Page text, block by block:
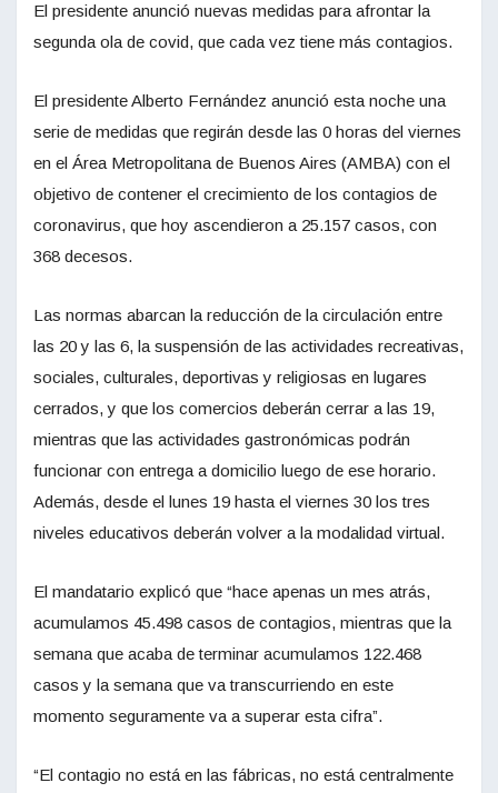
El presidente anunció nuevas medidas para afrontar la
segunda ola de covid, que cada vez tiene más contagios.
El presidente Alberto Fernández anunció esta noche una
serie de medidas que regirán desde las 0 horas del viernes
en el Área Metropolitana de Buenos Aires (AMBA) con el
objetivo de contener el crecimiento de los contagios de
coronavirus, que hoy ascendieron a 25.157 casos, con
368 decesos.
Las normas abarcan la reducción de la circulación entre
las 20 y las 6, la suspensión de las actividades recreativas,
sociales, culturales, deportivas y religiosas en lugares
cerrados, y que los comercios deberán cerrar a las 19,
mientras que las actividades gastronómicas podrán
funcionar con entrega a domicilio luego de ese horario.
Además, desde el lunes 19 hasta el viernes 30 los tres
niveles educativos deberán volver a la modalidad virtual.
El mandatario explicó que “hace apenas un mes atrás,
acumulamos 45.498 casos de contagios, mientras que la
semana que acaba de terminar acumulamos 122.468
casos y la semana que va transcurriendo en este
momento seguramente va a superar esta cifra”.
“El contagio no está en las fábricas, no está centralmente